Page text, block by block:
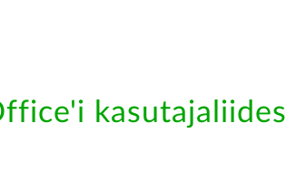
kasutajaliides